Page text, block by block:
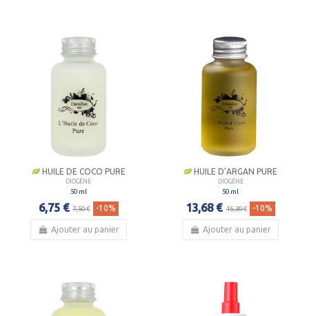
HUILE DE COCO PURE
DIOGÈNE
50 ml
6,75 € 7,50 € -10%
Ajouter au panier
HUILE D’ARGAN PURE
DIOGÈNE
50 ml
13,68 € 15,20 € -10%
Ajouter au panier